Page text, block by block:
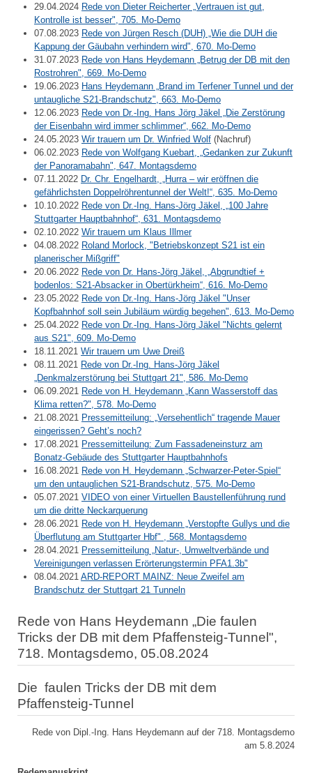
29.04.2024 Rede von Dieter Reicherter „Vertrauen ist gut,
Kontrolle ist besser", 705. Mo-Demo
07.08.2023 Rede von Jürgen Resch (DUH) „Wie die DUH die
Kappung der Gäubahn verhindern wird", 670. Mo-Demo
31.07.2023 Rede von Hans Heydemann „Betrug der DB mit den
Rostrohren", 669. Mo-Demo
19.06.2023 Hans Heydemann „Brand im Terfener Tunnel und der
untaugliche S21-Brandschutz", 663. Mo-Demo
12.06.2023 Rede von Dr.-Ing. Hans Jörg Jäkel „Die Zerstörung
der Eisenbahn wird immer schlimmer“, 662. Mo-Demo
24.05.2023 Wir trauern um Dr. Winfried Wolf (Nachruf)
06.02.2023 Rede von Wolfgang Kuebart, „Gedanken zur Zukunft
der Panoramabahn", 647. Montagsdemo
07.11.2022 Dr. Chr. Engelhardt, „Hurra – wir eröffnen die
gefährlichsten Doppelröhrentunnel der Welt!“, 635. Mo-Demo
10.10.2022 Rede von Dr.-Ing. Hans-Jörg Jäkel, „100 Jahre
Stuttgarter Hauptbahnhof“, 631. Montagsdemo
02.10.2022 Wir trauern um Klaus Illmer
04.08.2022 Roland Morlock, "Betriebskonzept S21 ist ein
planerischer Mißgriff"
20.06.2022 Rede von Dr. Hans-Jörg Jäkel, „Abgrundtief +
bodenlos: S21-Absacker in Obertürkheim“, 616. Mo-Demo
23.05.2022 Rede von Dr.-Ing. Hans-Jörg Jäkel "Unser
Kopfbahnhof soll sein Jubiläum würdig begehen", 613. Mo-Demo
25.04.2022 Rede von Dr.-Ing. Hans-Jörg Jäkel "Nichts gelernt
aus S21", 609. Mo-Demo
18.11.2021 Wir trauern um Uwe Dreiß
08.11.2021 Rede von Dr.-Ing. Hans-Jörg Jäkel
„Denkmalzerstörung bei Stuttgart 21", 586. Mo-Demo
06.09.2021 Rede von H. Heydemann „Kann Wasserstoff das
Klima retten?", 578. Mo-Demo
21.08.2021 Pressemitteilung: „Versehentlich“ tragende Mauer
eingerissen? Geht’s noch?
17.08.2021 Pressemitteilung: Zum Fassadeneinsturz am
Bonatz-Gebäude des Stuttgarter Hauptbahnhofs
16.08.2021 Rede von H. Heydemann „Schwarzer-Peter-Spiel“
um den untauglichen S21-Brandschutz, 575. Mo-Demo
05.07.2021 VIDEO von einer Virtuellen Baustellenführung rund
um die dritte Neckarquerung
28.06.2021 Rede von H. Heydemann „Verstopfte Gullys und die
Überflutung am Stuttgarter Hbf" , 568. Montagsdemo
28.04.2021 Pressemitteilung „Natur-, Umweltverbände und
Vereinigungen verlassen Erörterungstermin PFA1.3b"
08.04.2021 ARD-REPORT MAINZ: Neue Zweifel am
Brandschutz der Stuttgart 21 Tunneln
Rede von Hans Heydemann „Die faulen
Tricks der DB mit dem Pfaffensteig-Tunnel",
718. Montagsdemo, 05.08.2024
Die faulen Tricks der DB mit dem
Pfaffensteig-Tunnel
Rede von Dipl.-Ing. Hans Heydemann auf der 718. Montagsdemo
am 5.8.2024